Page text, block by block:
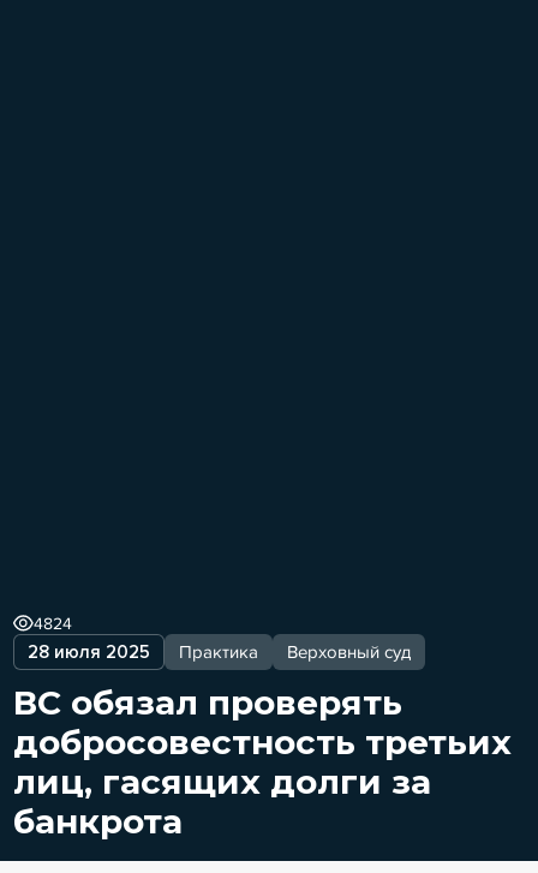
28 июля 2025 Практика Верховный суд
4824
ВС обязал проверять
добросовестность третьих
лиц, гасящих долги за
банкрота